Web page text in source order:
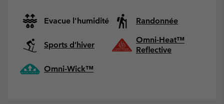
Evacue l'humidité Randonnée
Sports d’hiver
Omni-Heat™
Reflective
Omni-Wick™